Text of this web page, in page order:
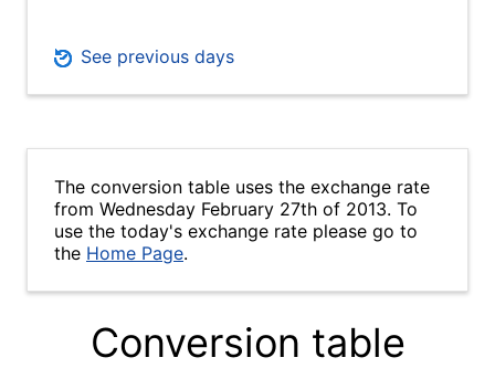
See previous days
The conversion table uses the exchange rate
from Wednesday February 27th of 2013. To
use the today's exchange rate please go to
the Home Page.
Conversion table